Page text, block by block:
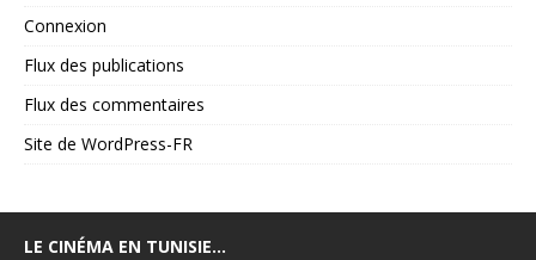
Connexion
Flux des publications
Flux des commentaires
Site de WordPress-FR
LE CINÉMA EN TUNISIE…